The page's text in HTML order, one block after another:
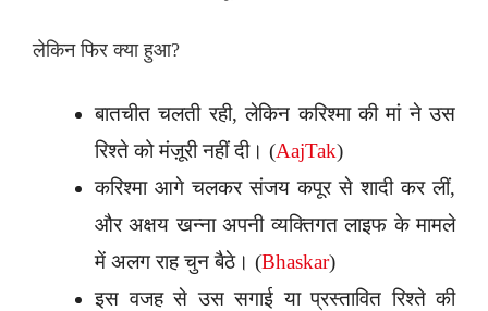
लेकिन फिर क्या हुआ?
बातचीत चलती रही, लेकिन करिश्मा की मां ने उस
रिश्ते को मंज़ूरी नहीं दी। (AajTak)
करिश्मा आगे चलकर संजय कपूर से शादी कर लीं,
और अक्षय खन्ना अपनी व्यक्तिगत लाइफ के मामले
में अलग राह चुन बैठे। (Bhaskar)
इस वजह से उस सगाई या प्रस्तावित रिश्ते की